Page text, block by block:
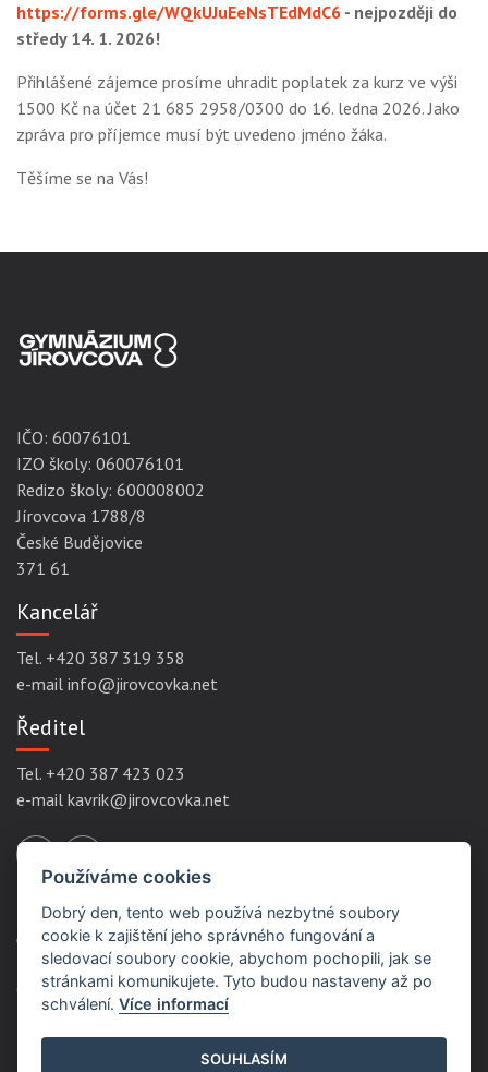
https://forms.gle/WQkUJuEeNsTEdMdC6 - nejpozději do
středy 14. 1. 2026!
Přihlášené zájemce prosíme uhradit poplatek za kurz ve výši
1500 Kč na účet 21 685 2958/0300 do 16. ledna 2026. Jako
zpráva pro příjemce musí být uvedeno jméno žáka.
Těšíme se na Vás!
IČO: 60076101
IZO školy: 060076101
Redizo školy: 600008002
Jírovcova 1788/8
České Budějovice
371 61
Kancelář
Tel. +420 387 319 358
e-mail info@jirovcovka.net
Ředitel
Tel. +420 387 423 023
e-mail kavrik@jirovcovka.net
Servisní odkazy
Ochrana osobních údajů
Používáme cookies
Dobrý den, tento web používá nezbytné soubory
cookie k zajištění jeho správného fungování a
sledovací soubory cookie, abychom pochopili, jak se
stránkami komunikujete. Tyto budou nastaveny až po
schválení.Více informací
SOUHLASÍM